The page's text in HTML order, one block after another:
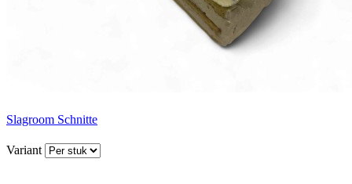
Slagroom Schnitte
Variant